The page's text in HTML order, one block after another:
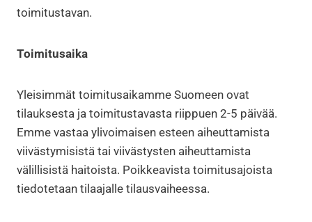
toimitustavan.
Toimitusaika
Yleisimmät toimitusaikamme Suomeen ovat
tilauksesta ja toimitustavasta riippuen 2-5 päivää.
Emme vastaa ylivoimaisen esteen aiheuttamista
viivästymisistä tai viivästysten aiheuttamista
välillisistä haitoista. Poikkeavista toimitusajoista
tiedotetaan tilaajalle tilausvaiheessa.